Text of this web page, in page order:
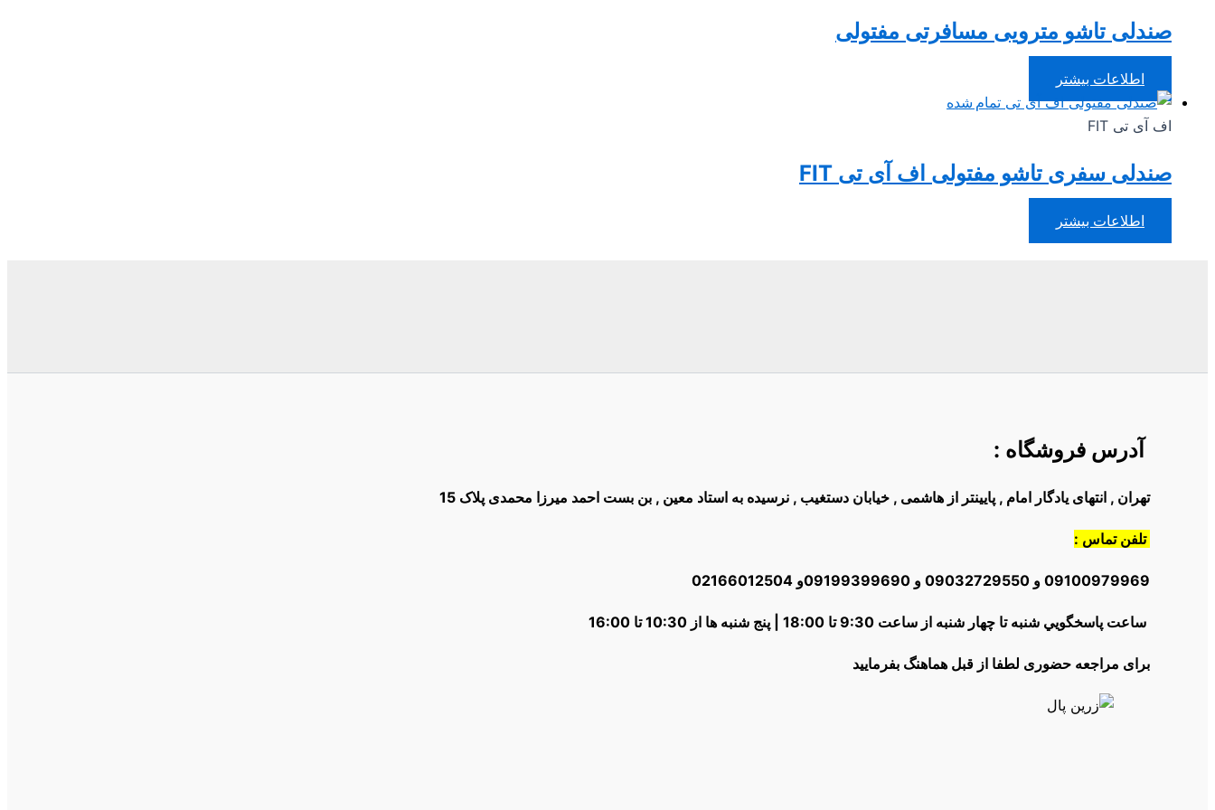
صندلی تاشو مترویی مسافرتی مفتولی
اطلاعات بیشتر
تمام شده
اف آی تی FIT
صندلی سفری تاشو مفتولی اف آی تی FIT
اطلاعات بیشتر
آدرس فروشگاه :
تهران , انتهای یادگار امام , پایینتر از هاشمی , خیابان دستغیب , نرسیده به استاد معین , بن بست احمد میرزا محمدی پلاک 15
تلفن تماس :
09100979969 و 09032729550 و 09199399690و 02166012504
ساعت پاسخگويي شنبه تا چهار شنبه از ساعت 9:30 تا 18:00 | پنج شنبه ها از 10:30 تا 16:00
برای مراجعه حضوری لطفا از قبل هماهنگ بفرمایید